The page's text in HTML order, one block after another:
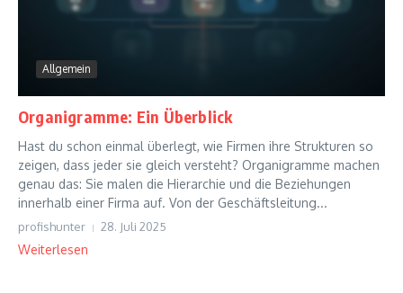
Allgemein
Organigramme: Ein Überblick
Hast du schon einmal überlegt, wie Firmen ihre Strukturen so
zeigen, dass jeder sie gleich versteht? Organigramme machen
genau das: Sie malen die Hierarchie und die Beziehungen
innerhalb einer Firma auf. Von der Geschäftsleitung...
profishunter 28. Juli 2025
Weiterlesen